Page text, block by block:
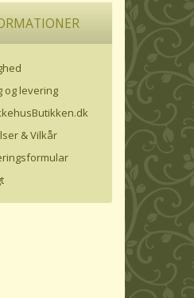
og levering
& Vilkår